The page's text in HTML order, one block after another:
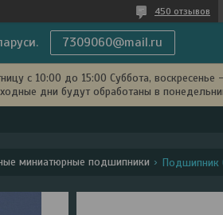
450 отзывов
7309060@mail.ru
с 10:00 до 15:00 Суббота,
дни будут обработаны в
миниатюрные подшипники Подшипник